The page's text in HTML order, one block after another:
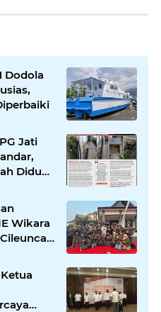
Dodola
Jati
Diduga
Wikara